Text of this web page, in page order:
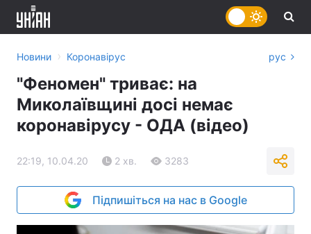
Новини › Коронавірус рус
"Феномен" триває: на
Миколаївщині досі немає
коронавірусу - ОДА (відео)
22:19, 10.04.20 2 хв. 3283
Підпишіться на нас в Google